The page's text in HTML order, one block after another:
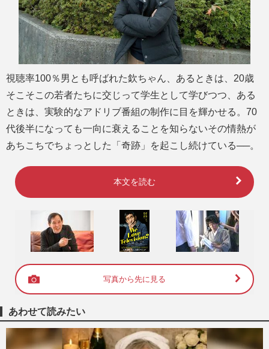
視聴率100％男とも呼ばれた欽ちゃん、あるときは、20歳
そこそこの若者たちに交じって学生として学びつつ、ある
ときは、実験的なアドリブ番組の制作に目を輝かせる。70
代後半になっても一向に衰えることを知らないその情熱が
あちこちでちょっとした「奇跡」を起こし続けている──。
本文を読む
写真から先に見る
あわせて読みたい